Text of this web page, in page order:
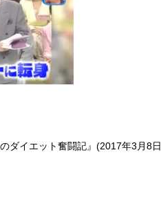
ダイエット奮闘記』(2017年3月8日